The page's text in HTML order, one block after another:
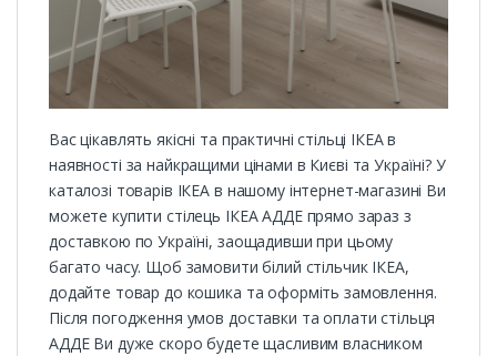
Вас цікавлять якісні та практичні стільці ІКЕАв
наявності за найкращими цінами в Києві та Україні? У
каталозі товарів ІКЕА в нашому інтернет-магазині Ви
можете купити стілець ІКЕА АДДЕ прямо зараз з
доставкою по Україні, заощадивши при цьому
багато часу. Щоб замовити білий стільчик ІКЕА,
додайте товар до кошика та оформіть замовлення.
Після погодження умов доставки та оплати стільця
АДДЕ Ви дуже скоро будете щасливим власником